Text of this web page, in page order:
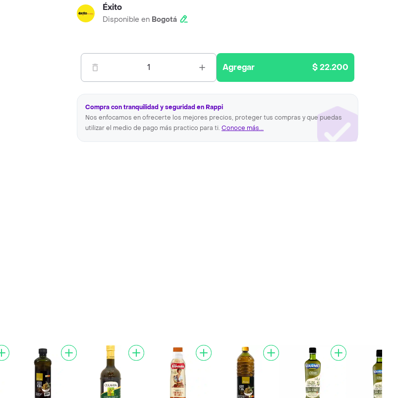
Éxito
Disponible en Bogotá
1 Agregar $ 22.200
Compra con tranquilidad y seguridad en Rappi
Nos enfocamos en ofrecerte los mejores precios, proteger tus compras y que puedas
utilizar el medio de pago más practico para ti. Conoce más...